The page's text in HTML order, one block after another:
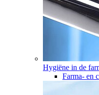
Hygiëne in de
Farma- en